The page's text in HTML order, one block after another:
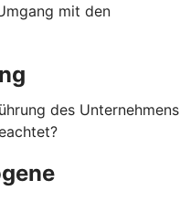
mit den
des Unternehmens